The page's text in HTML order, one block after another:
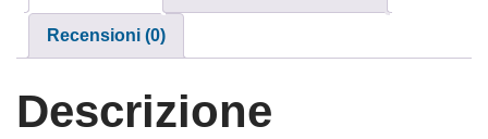
Recensioni (0)
Descrizione